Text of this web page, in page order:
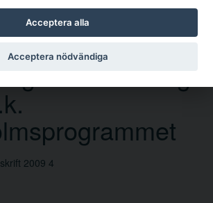
Sök
2009 4
Acceptera alla
Acceptera nödvändiga